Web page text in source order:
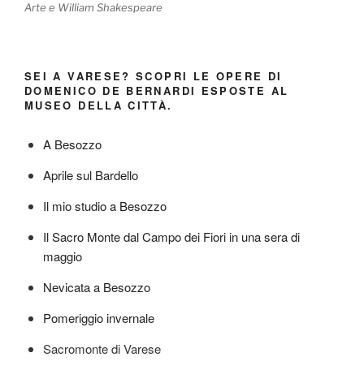
Arte e William Shakespeare
SEI A VARESE? SCOPRI LE OPERE DI
DOMENICO DE BERNARDI ESPOSTE AL
MUSEO DELLA CITTÀ.
A Besozzo
Aprile sul Bardello
Il mio studio a Besozzo
Il Sacro Monte dal Campo dei Fiori in una sera di
maggio
Nevicata a Besozzo
Pomeriggio invernale
Sacromonte di Varese